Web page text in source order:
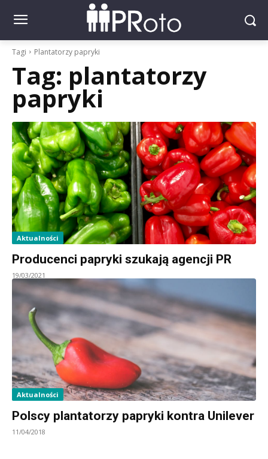
Tagi Plantatorzy papryki
Tag: plantatorzy
papryki
Aktualności
Producenci papryki szukają agencji PR
19/03/2021
Aktualności
Polscy plantatorzy papryki kontra Unilever
11/04/2018